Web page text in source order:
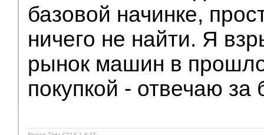
базовой начинке,
ничего не найти. Я
рынок машин в
покупкой - отвечаю за